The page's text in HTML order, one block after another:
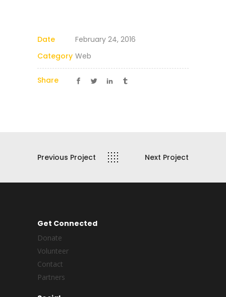
Date
February 24, 2016
Category Web
Share
Previous Project Next Project
Get Connected
Donate
Volunteer
Contact
Partners